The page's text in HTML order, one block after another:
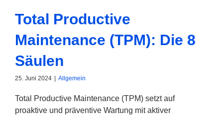
Total Productive
Maintenance (TPM): Die 8
Säulen
25. Juni 2024 Allgemein
Total Productive Maintenance (TPM) setzt auf
proaktive und präventive Wartung mit aktiver